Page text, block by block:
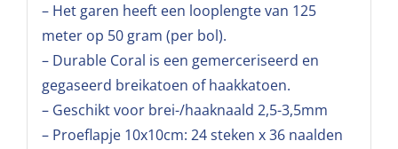
– Het garen heeft een looplengte van 125
meter op 50 gram (per bol).
– Durable Coral is een gemerceriseerd en
gegaseerd breikatoen of haakkatoen.
– Geschikt voor brei-/haaknaald 2,5-3,5mm
– Proeflapje 10x10cm: 24 steken x 36 naalden